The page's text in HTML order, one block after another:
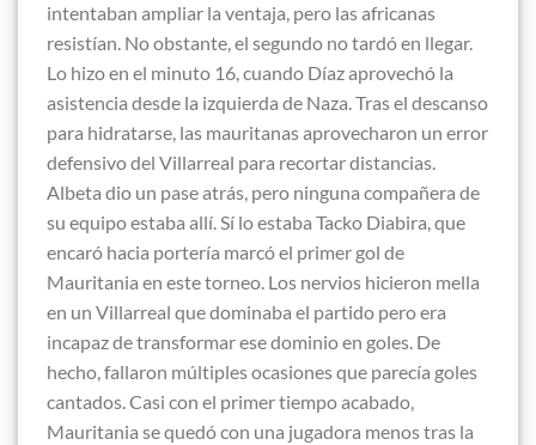
intentaban ampliar la ventaja, pero las africanas
resistían. No obstante, el segundo no tardó en llegar.
Lo hizo en el minuto 16, cuando Díaz aprovechó la
asistencia desde la izquierda de Naza. Tras el descanso
para hidratarse, las mauritanas aprovecharon un error
defensivo del Villarreal para recortar distancias.
Albeta dio un pase atrás, pero ninguna compañera de
su equipo estaba allí. Sí lo estaba Tacko Diabira, que
encaró hacia portería marcó el primer gol de
Mauritania en este torneo. Los nervios hicieron mella
en un Villarreal que dominaba el partido pero era
incapaz de transformar ese dominio en goles. De
hecho, fallaron múltiples ocasiones que parecía goles
cantados. Casi con el primer tiempo acabado,
Mauritania se quedó con una jugadora menos tras la